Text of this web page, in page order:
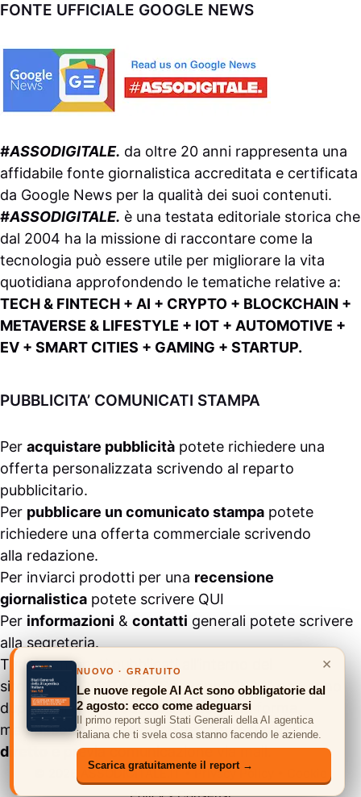
FONTE UFFICIALE GOOGLE NEWS
#ASSODIGITALE. da oltre 20 anni rappresenta una
affidabile fonte giornalistica accreditata e certificata
da Google News per la qualità dei suoi contenuti.
#ASSODIGITALE. è una testata editoriale storica che
dal 2004 ha la missione di raccontare come la
tecnologia può essere utile per migliorare la vita
quotidiana approfondendo le tematiche relative a:
TECH & FINTECH + AI + CRYPTO + BLOCKCHAIN +
METAVERSE & LIFESTYLE + IOT + AUTOMOTIVE +
EV + SMART CITIES + GAMING + STARTUP.
PUBBLICITA’ COMUNICATI STAMPA
Per acquistare pubblicità potete richiedere una
offerta personalizzata scrivendo al reparto
pubblicitario.
Per pubblicare un comunicato stampa potete
richiedere una offerta commerciale scrivendo
alla redazione.
Per inviarci prodotti per una recensione
giornalistica potete scrivere QUI
Per informazioni & contatti generali potete scrivere
allasegreteria.
Tutti i contenuti pubblicati all’interno del
sito #ASSODIGITALE.“Copyright 2024” non sono
duplicabili e/o riproducibili in nessuna forma,
ma possono essere citati inserendo un link
diretto
e previa comunicazione viamail.
© 2026 ASSODIGITALE.IT•Privacy Policy
×
NUOVO · GRATUITO
Le nuove regole AI Act sono obbligatorie dal
2 agosto: ecco come adeguarsi
Il primo report sugli Stati Generali della AI agentica
italiana che ti svela cosa stanno facendo le aziende.
Scarica gratuitamente il report →